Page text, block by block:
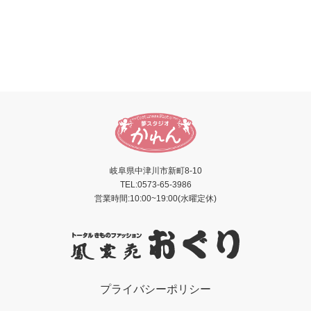
岐阜県中津川市新町8-10
TEL:0573-65-3986
営業時間:10:00~19:00(水曜定休)
プライバシーポリシー